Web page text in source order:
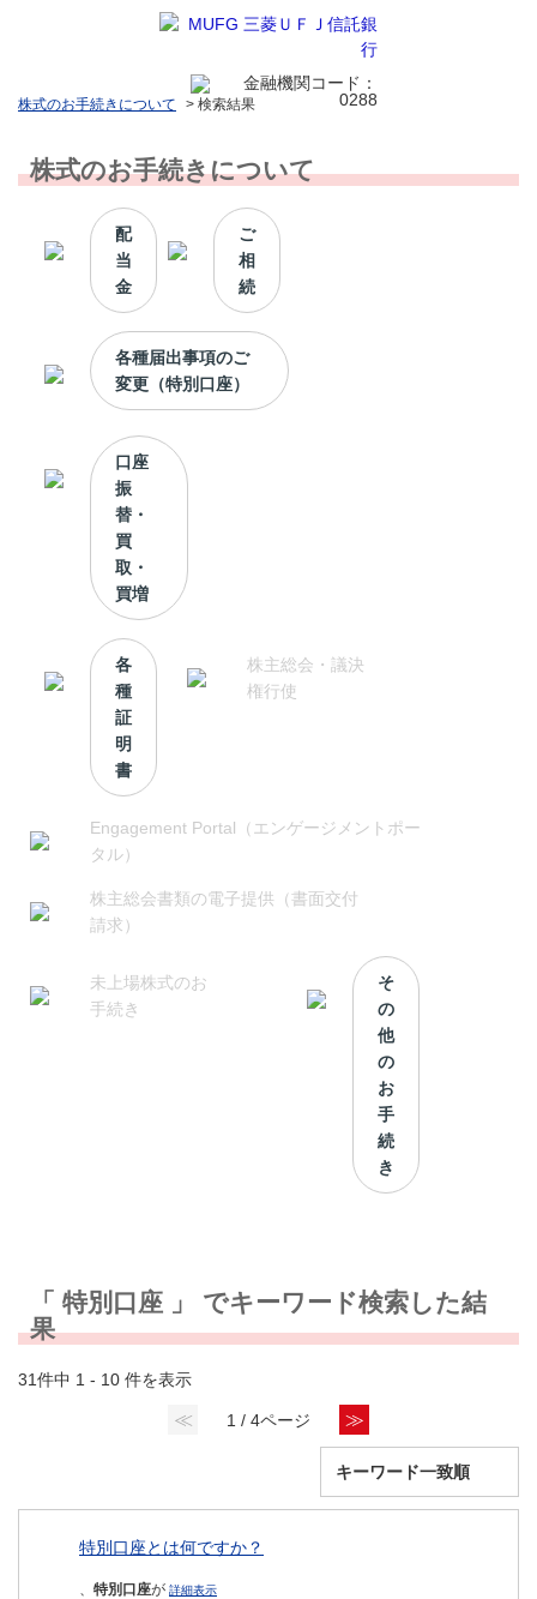
株式のお手続きについて > 検索結果
株式のお手続きについて
配
当
金
ご
相
続
各種届出事項のご
変更（特別口座）
口座
振
替・
買
取・
買増
各
種
証
明
書
株主総会・議決
権行使
Engagement Portal（エンゲージメントポー
タル）
株主総会書類の電子提供（書面交付
請求）
未上場株式のお
手続き
そ
の
他
の
お
手
続
き
「 特別口座 」 でキーワード検索した結
果
31件中 1 - 10 件を表示
≪ 1 / 4ページ ≫
特別口座とは何ですか？
、 特別口座が 詳細表示